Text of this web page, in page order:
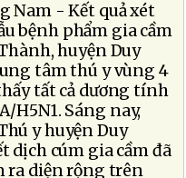
Nam - Kết quả xét
bệnh phẩm gia cầm
huyện Duy
tâm thú y vùng 4
tất cả dương tính
H5N1. Sáng nay,
y huyện Duy
dịch cúm gia cầm đã
ra diện rộng trên